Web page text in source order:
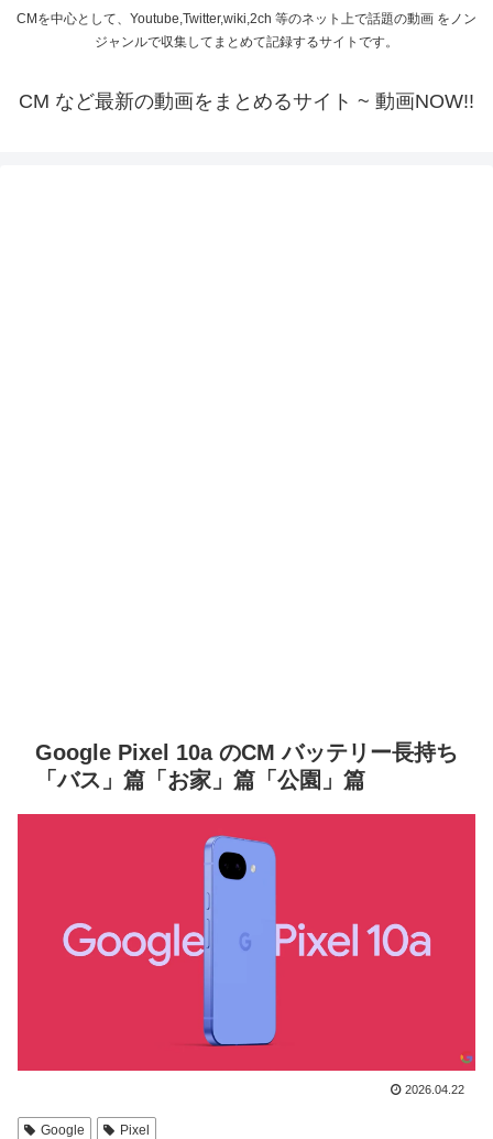
CMを中心として、Youtube,Twitter,wiki,2ch 等のネット上で話題の動画 をノン
ジャンルで収集してまとめて記録するサイトです。
CM など最新の動画をまとめるサイト ~ 動画NOW!!
Google Pixel 10a のCM バッテリー長持ち
「バス」篇「お家」篇「公園」篇
2026.04.22
Google Pixel